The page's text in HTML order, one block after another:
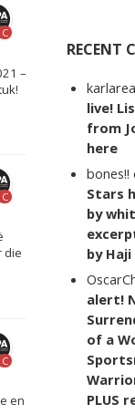
C
–
C
die
C
en
RECENT
live!
from
here
bones!!
Stars
by
by
alert!
of a
PLUS